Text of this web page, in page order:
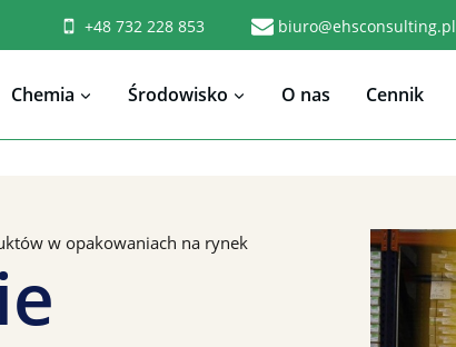
+48 732 228 853 biuro@ehsconsulting.pl
Chemia Środowisko O nas Cennik
w opakowaniach na rynek